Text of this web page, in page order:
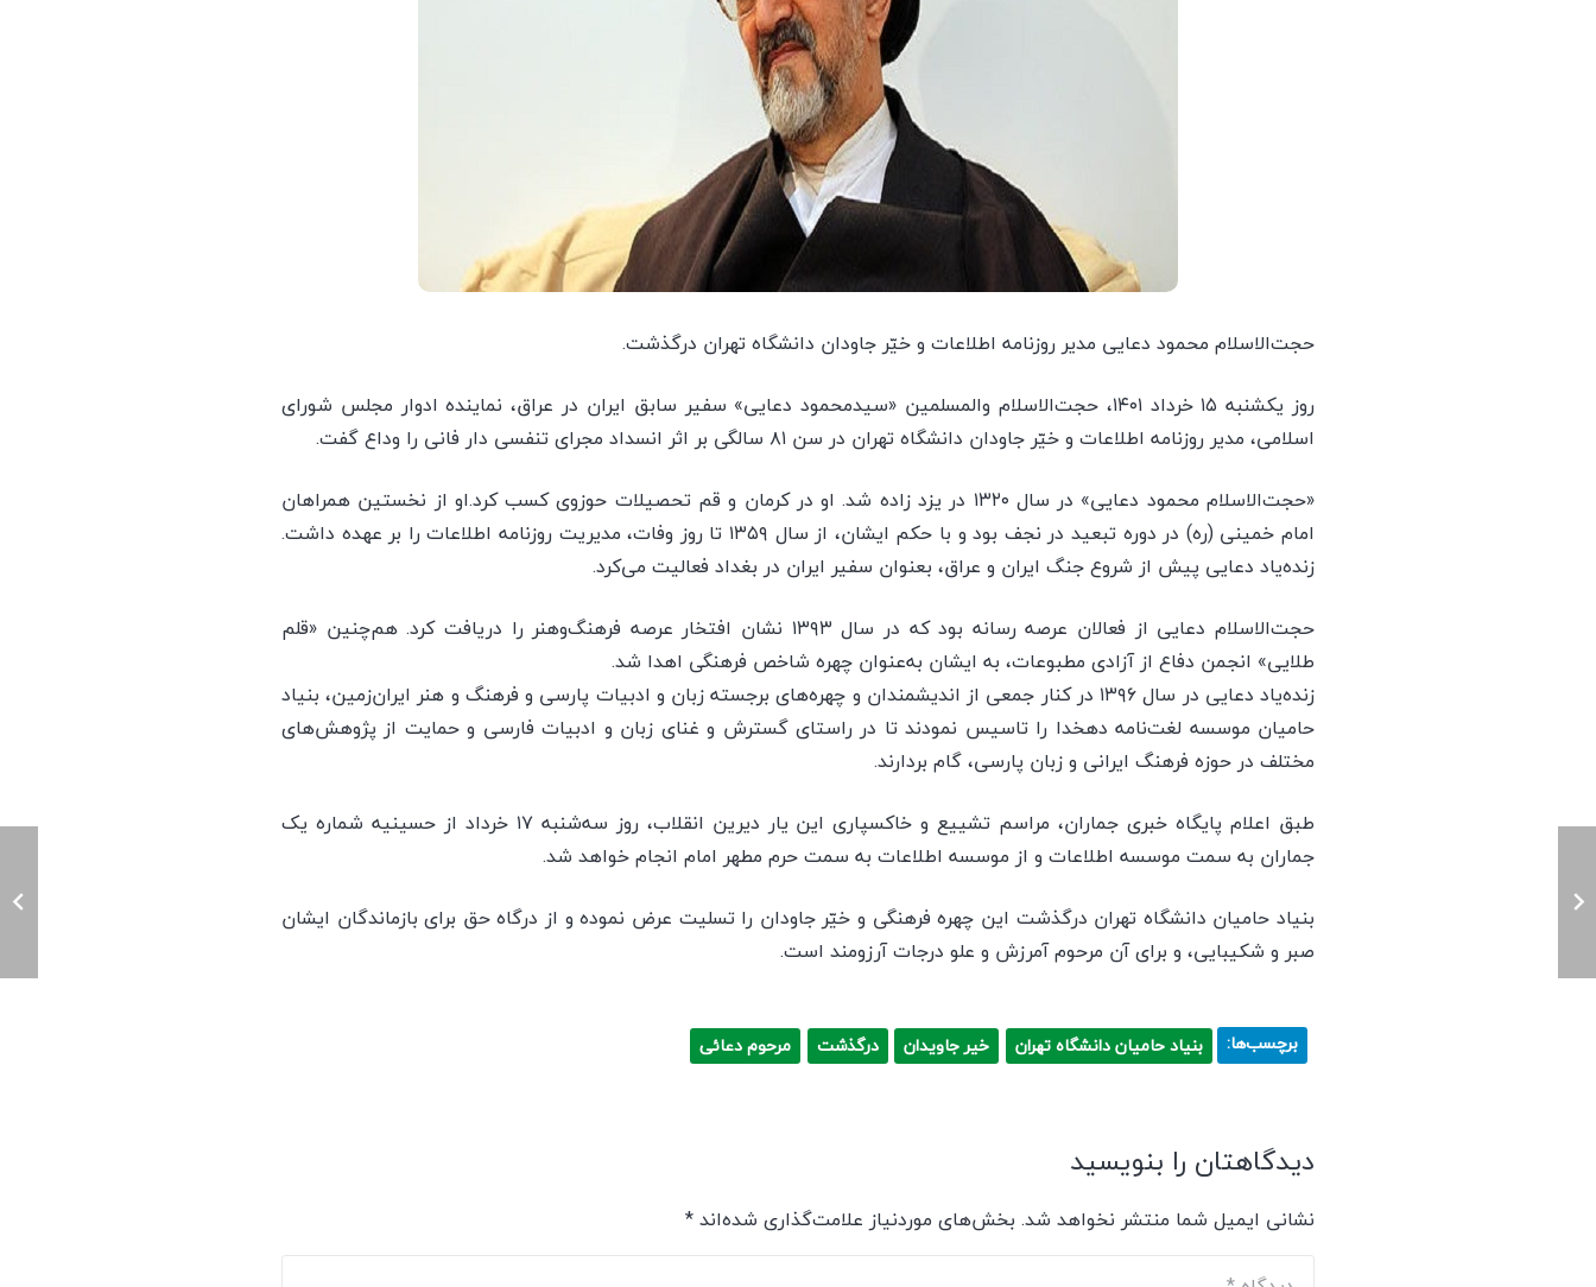
حجت‌الاسلام محمود دعایی مدیر روزنامه اطلاعات و خیّر جاودان دانشگاه تهران درگذشت.
روز یکشنبه ۱۵ خرداد ۱۴۰۱، حجت‌الاسلام والمسلمین «سیدمحمود دعایی» سفیر سابق ایران در عراق، نماینده ادوار مجلس شورای
اسلامی، مدیر روزنامه اطلاعات و خیّر جاودان دانشگاه تهران در سن ۸۱ سالگی بر اثر انسداد مجرای تنفسی دار فانی را وداع گفت.
«حجت‌الاسلام محمود دعایی» در سال ۱۳۲۰ در یزد زاده شد. او در کرمان و قم تحصیلات حوزوی کسب کرد.او از نخستین همراهان
امام خمینی (ره) در دوره تبعید در نجف بود و با حکم ایشان، از سال ۱۳۵۹ تا روز وفات، مدیریت روزنامه اطلاعات را بر عهده داشت.
زنده‌یاد دعایی پیش از شروع جنگ ایران و عراق، بعنوان سفیر ایران در بغداد فعالیت می‌کرد.
حجت‌الاسلام دعایی از فعالان عرصه رسانه بود که در سال ۱۳۹۳ نشان افتخار عرصه فرهنگ‌وهنر را دریافت کرد. هم‌چنین «قلم
طلایی» انجمن دفاع از آزادی مطبوعات، به ایشان به‌عنوان چهره شاخص فرهنگی اهدا شد.
زنده‌یاد دعایی در سال ۱۳۹۶ در کنار جمعی از اندیشمندان و چهره‌های برجسته زبان و ادبیات پارسی و فرهنگ و هنر ایران‌زمین، بنیاد
حامیان موسسه لغت‌نامه دهخدا را تاسیس نمودند تا در راستای گسترش و غنای زبان و ادبیات فارسی و حمایت از پژوهش‌های
مختلف در حوزه فرهنگ ایرانی و زبان پارسی، گام بردارند.
طبق اعلام پایگاه خبری جماران، مراسم تشییع و خاکسپاری این یار دیرین انقلاب، روز سه‌شنبه ۱۷ خرداد از حسینیه شماره یک
جماران به سمت موسسه اطلاعات و از موسسه اطلاعات به سمت حرم مطهر امام انجام خواهد شد.
بنیاد حامیان دانشگاه تهران درگذشت این چهره فرهنگی و خیّر جاودان را تسلیت عرض نموده و از درگاه حق برای بازماندگان ایشان
صبر و شکیبایی، و برای آن مرحوم آمرزش و علو درجات آرزومند است.
برچسب‌ها: بنیاد حامیان دانشگاه تهران خیر جاویدان درگذشت مرحوم دعائی
دیدگاهتان را بنویسید
نشانی ایمیل شما منتشر نخواهد شد. بخش‌های موردنیاز علامت‌گذاری شده‌اند*